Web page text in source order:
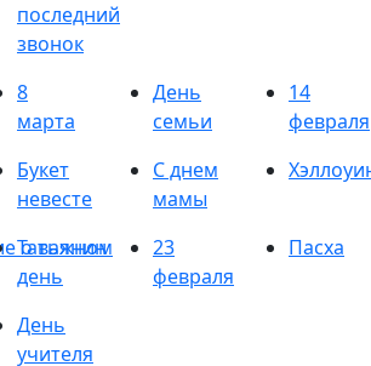
последний
звонок
8
марта
День
семьи
14
февраля
Букет
невесте
С днем
мамы
о важном
Татьянин
день
23
февраля
Пасха
День
учителя